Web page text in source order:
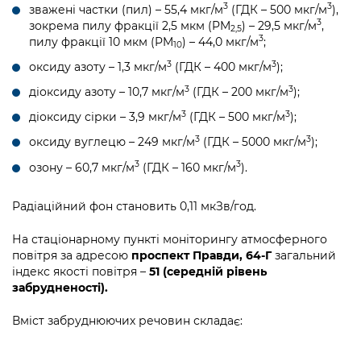
зважені частки (пил) – 55,4 мкг/м3 (ГДК – 500 мкг/м3),
зокрема пилу фракції 2,5 мкм (PM2,5) – 29,5 мкг/м3,
пилу фракції 10 мкм (PM10) – 44,0 мкг/м3;
оксиду азоту – 1,3 мкг/м3 (ГДК – 400 мкг/м3);
діоксиду азоту – 10,7 мкг/м3 (ГДК – 200 мкг/м3);
діоксиду сірки – 3,9 мкг/м3 (ГДК – 500 мкг/м3);
оксиду вуглецю – 249 мкг/м3 (ГДК – 5000 мкг/м3);
озону – 60,7 мкг/м3 (ГДК – 160 мкг/м3).
Радіаційний фон становить 0,11 мкЗв/год.
На стаціонарному пункті моніторингу атмосферного
повітря за адресою проспект Правди, 64-Гзагальний
індекс якості повітря – 51 (середній рівень
забрудненості).
Вміст забруднюючих речовин складає: